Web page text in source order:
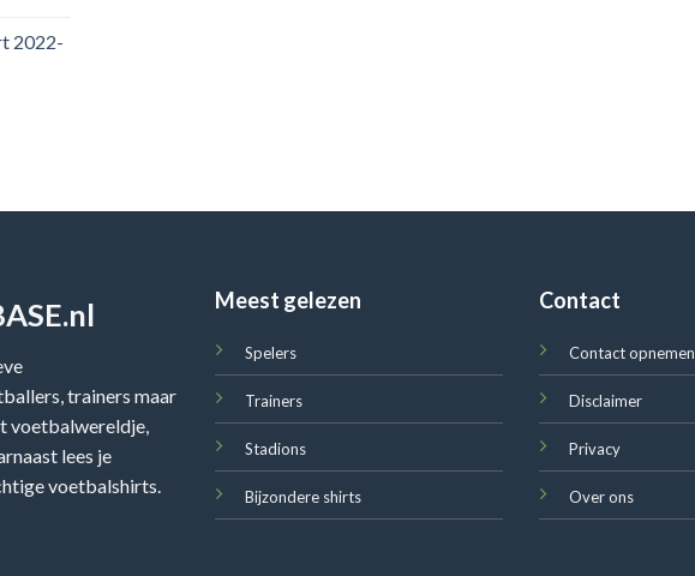
2022-
trainers maar
voetbalwereldje,
lees je
voetbalshirts.
Meest gelezen
Spelers
Trainers
Stadions
Bijzondere shirts
Contact
Contact opnemen
Disclaimer
Privacy
Over ons